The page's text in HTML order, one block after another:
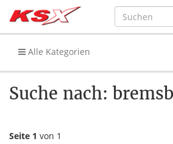
Alle Kategorien
Suche nach:
Seite 1 von 1